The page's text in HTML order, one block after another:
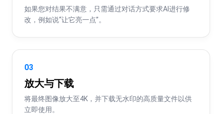
如果您对结果不满意，只需通过对话方式要求AI进行修
改，例如说“让它亮一点”。
03
放大与下载
将最终图像放大至4K，并下载无水印的高质量文件以供
立即使用。